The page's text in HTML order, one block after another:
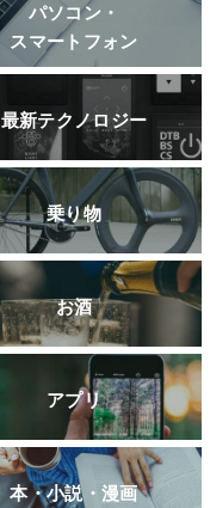
パソコン・
スマートフォン
最新テクノロジー
乗り物
お酒
アプリ
本・小説・漫画